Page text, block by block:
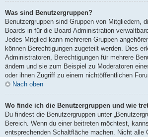
Was sind Benutzergruppen?
Benutzergruppen sind Gruppen von Mitgliedern,
Boards in für die Board-Administration
Jedes Mitglied kann mehreren Gruppen
können Berechtigungen zugeteilt werden. Dies
Administratoren, Berechtigungen für mehrere
ändern und sie zum Beispiel zu Moderatoren
oder ihnen Zugriff zu einem nichtöffentlichen
Nach oben
Wo finde ich die Benutzergruppen und wie
Du findest die Benutzergruppen unter
Bereich. Wenn du einer beitreten möchtest,
entsprechenden Schaltfläche machen. Nicht alle